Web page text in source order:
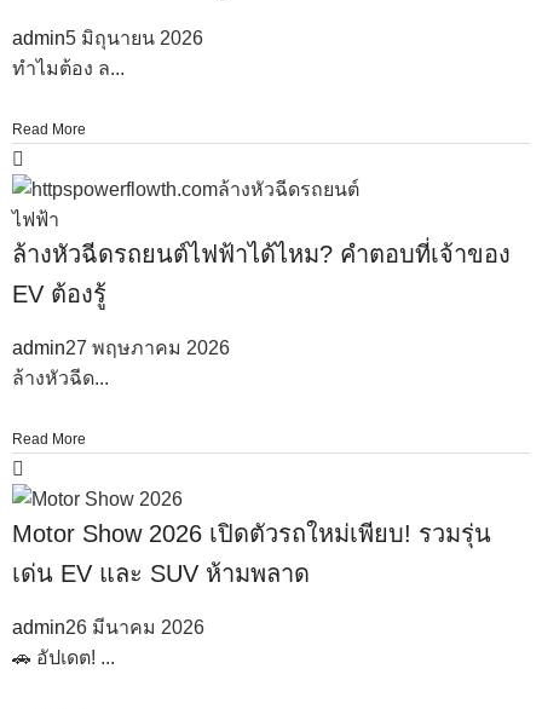
admin5 มิถุนายน 2026
ทำไมต้อง ล...
Read More
ล้างหัวฉีดรถยนต์ไฟฟ้าได้ไหม? คำตอบที่เจ้าของ
EV ต้องรู้
admin27 พฤษภาคม 2026
ล้างหัวฉีด...
Read More
Motor Show 2026 เปิดตัวรถใหม่เพียบ! รวมรุ่น
เด่น EV และ SUV ห้ามพลาด
admin26 มีนาคม 2026
🚗 อัปเดต! ...